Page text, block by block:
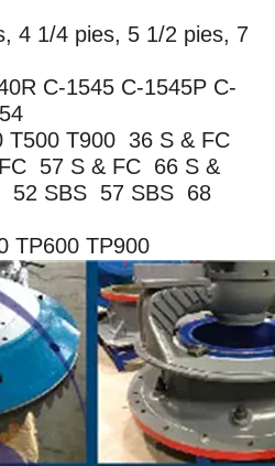
4 1/4 pies, 5 1/2 pies, 7
C-1545 C-1545P C-
T500 T900 36 S & FC
57 S & FC 66 S &
52 SBS 57 SBS 68
TP600 TP900